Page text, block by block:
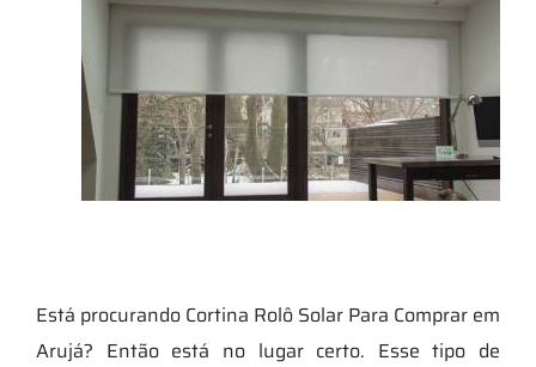
Está procurando Cortina Rolô Solar Para Comprar em
Arujá? Então está no lugar certo. Esse tipo de